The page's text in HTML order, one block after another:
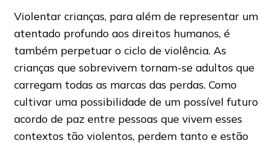
Violentar crianças, para além de representar um
atentado profundo aos direitos humanos, é
também perpetuar o ciclo de violência. As
crianças que sobrevivem tornam-se adultos que
carregam todas as marcas das perdas. Como
cultivar uma possibilidade de um possível futuro
acordo de paz entre pessoas que vivem esses
contextos tão violentos, perdem tanto e estão